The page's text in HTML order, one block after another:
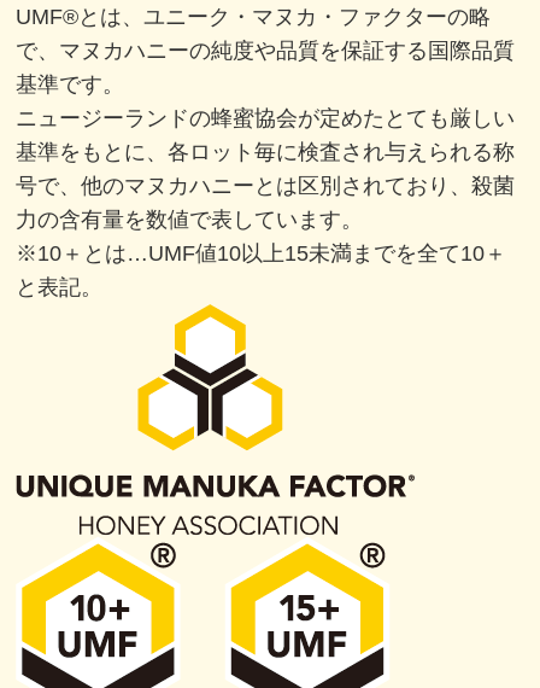
UMF®とは、ユニーク・マヌカ・ファクターの略
で、マヌカハニーの純度や品質を保証する国際品質
基準です。
ニュージーランドの蜂蜜協会が定めたとても厳しい
基準をもとに、各ロット毎に検査され与えられる称
号で、他のマヌカハニーとは区別されており、殺菌
力の含有量を数値で表しています。
※10＋とは…UMF値10以上15未満までを全て10＋
と表記。